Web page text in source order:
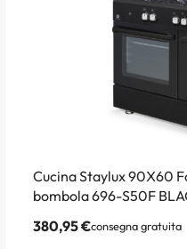
Cucina Staylux 90X60
bombola 696-S50F
380,95€consegna gratuita